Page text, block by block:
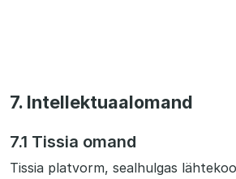
7. Intellektuaalomand
7.1 Tissia omand
Tissia platvorm, sealhulgas